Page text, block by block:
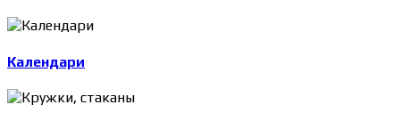
Календари